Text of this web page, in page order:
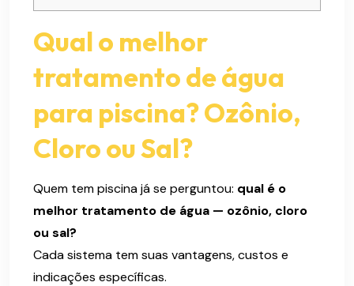
Qual o melhor
tratamento de água
para piscina? Ozônio,
Cloro ou Sal?
Quem tem piscina já se perguntou: qual é o
melhor tratamento de água — ozônio, cloro
ou sal?
Cada sistema tem suas vantagens, custos e
indicações específicas.